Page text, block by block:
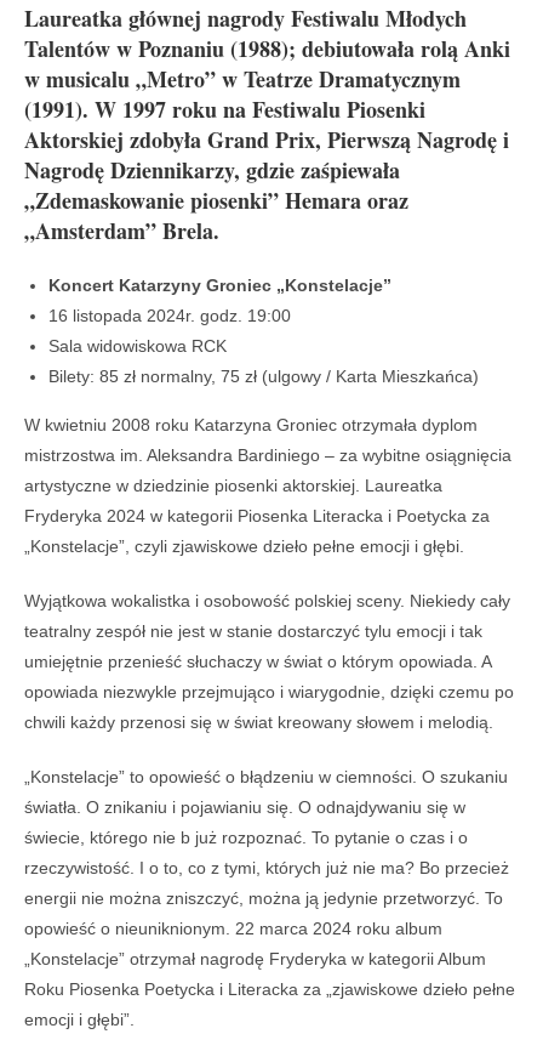
Laureatka głównej nagrody Festiwalu Młodych
Talentów w Poznaniu (1988); debiutowała rolą Anki
w musicalu „Metro” w Teatrze Dramatycznym
(1991). W 1997 roku na Festiwalu Piosenki
Aktorskiej zdobyła Grand Prix, Pierwszą Nagrodę i
Nagrodę Dziennikarzy, gdzie zaśpiewała
„Zdemaskowanie piosenki” Hemara oraz
„Amsterdam” Brela.
Koncert Katarzyny Groniec „Konstelacje”
16 listopada 2024r. godz. 19:00
Sala widowiskowa RCK
Bilety: 85 zł normalny, 75 zł (ulgowy / Karta Mieszkańca)
W kwietniu 2008 roku Katarzyna Groniec otrzymała dyplom
mistrzostwa im. Aleksandra Bardiniego – za wybitne osiągnięcia
artystyczne w dziedzinie piosenki aktorskiej. Laureatka
Fryderyka 2024 w kategorii Piosenka Literacka i Poetycka za
„Konstelacje”, czyli zjawiskowe dzieło pełne emocji i głębi.
Wyjątkowa wokalistka i osobowość polskiej sceny. Niekiedy cały
teatralny zespół nie jest w stanie dostarczyć tylu emocji i tak
umiejętnie przenieść słuchaczy w świat o którym opowiada. A
opowiada niezwykle przejmująco i wiarygodnie, dzięki czemu po
chwili każdy przenosi się w świat kreowany słowem i melodią.
„Konstelacje” to opowieść o błądzeniu w ciemności. O szukaniu
światła. O znikaniu i pojawianiu się. O odnajdywaniu się w
świecie, którego nie b już rozpoznać. To pytanie o czas i o
rzeczywistość. I o to, co z tymi, których już nie ma? Bo przecież
energii nie można zniszczyć, można ją jedynie przetworzyć. To
opowieść o nieuniknionym. 22 marca 2024 roku album
„Konstelacje” otrzymał nagrodę Fryderyka w kategorii Album
Roku Piosenka Poetycka i Literacka za „zjawiskowe dzieło pełne
emocji i głębi”.